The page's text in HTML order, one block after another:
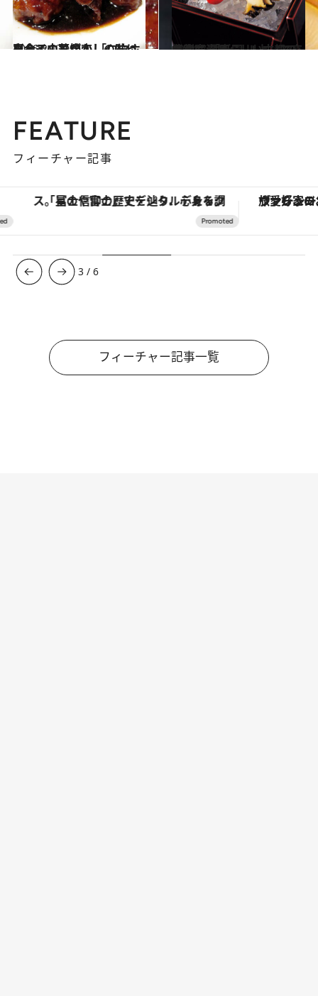
2016.2.17
白金で中華が恋しくなったらこのお店！ 「ロウホウトイ」で懐かしの味に再会
グルメ 2014.7.31
接客も素晴らしい古都の名割烹 「祇園 川上」で京情緒に浸る
グルメ
FEATURE
フィーチャー記事
「星のや富士」でデジタルデトックス。冨士信仰の歴史を辿り、心身を調える。 ヴァシュロン・コンスタンタ
3 /6
フィーチャー記事一覧